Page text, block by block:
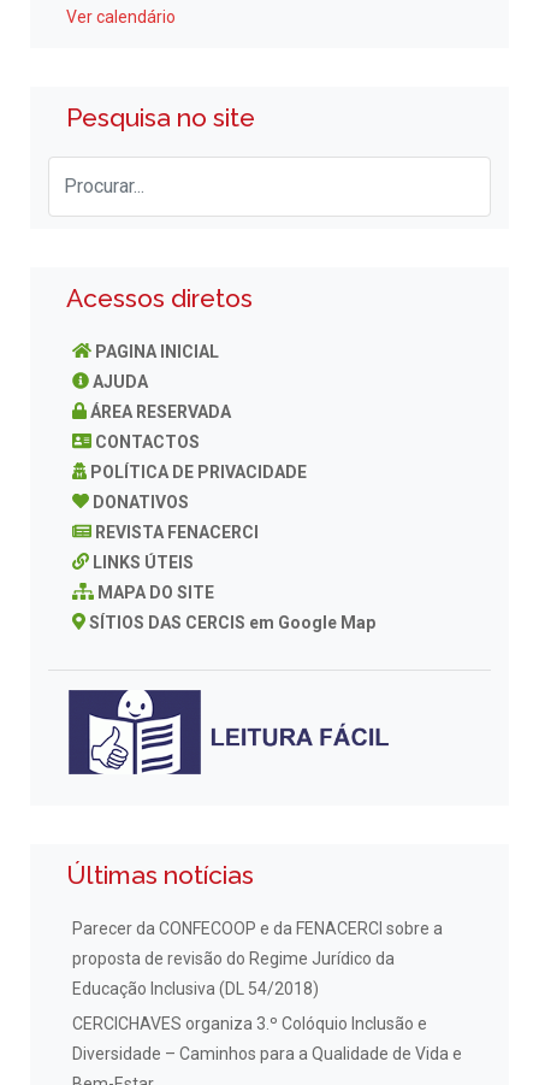
Ver calendário
Pesquisa no site
Acessos diretos
PAGINA INICIAL
AJUDA
ÁREA RESERVADA
CONTACTOS
POLÍTICA DE PRIVACIDADE
DONATIVOS
REVISTA FENACERCI
LINKS ÚTEIS
MAPA DO SITE
SÍTIOS DAS CERCIS em Google Map
Últimas notícias
Parecer da CONFECOOP e da FENACERCI sobre a
proposta de revisão do Regime Jurídico da
Educação Inclusiva (DL 54/2018)
CERCICHAVES organiza 3.º Colóquio Inclusão e
Diversidade – Caminhos para a Qualidade de Vida e